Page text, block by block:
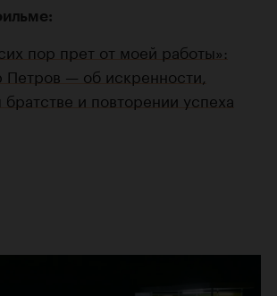
пор прет от моей работы»:
Петров — об искренности,
и повторении успеха